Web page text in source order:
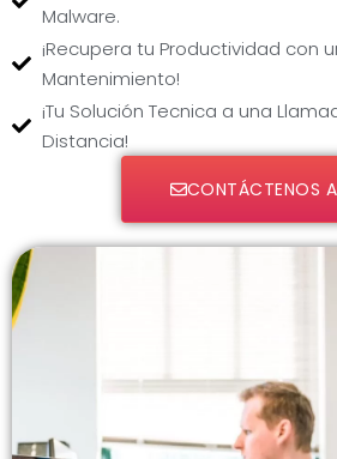
Malware.
¡Recupera tu Productividad con
Mantenimiento!
¡Tu Solución Tecnica a una
Distancia!
CONTÁCTENOS